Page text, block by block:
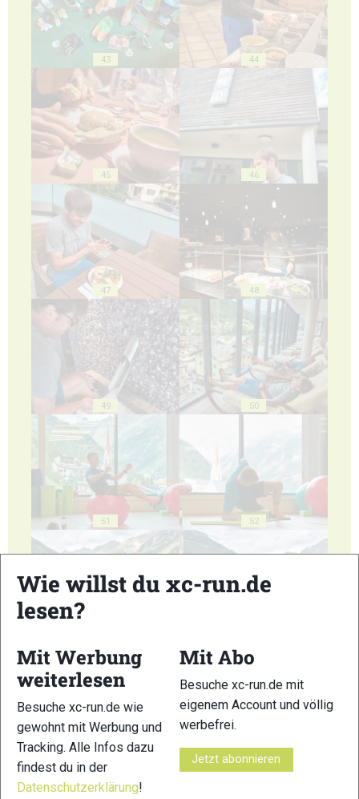
43 44
45 46
47 48
49 50
51 52
55 56
Wie willst du xc-run.de
lesen?
Mit Werbung
weiterlesen
Besuche xc-run.de wie
gewohnt mit Werbung und
Tracking. Alle Infos dazu
findest du in der
Datenschutzerklärung!
Mit Abo
Besuche xc-run.de mit
eigenem Account und völlig
werbefrei.
Jetzt abonnieren